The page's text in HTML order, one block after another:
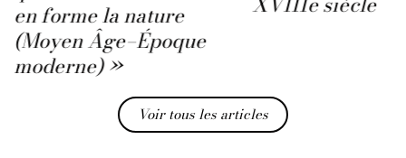
en forme la nature
(Moyen Âge–Époque
moderne) »
Voir tous les articles